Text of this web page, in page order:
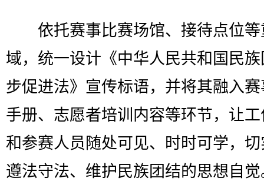
依托赛事比赛场馆、接待点位等
域，统一设计《中华人民共和国民
步促进法》宣传标语，并将其融入
手册、志愿者培训内容等环节，让
和参赛人员随处可见、时时可学，
遵法守法、维护民族团结的思想自觉